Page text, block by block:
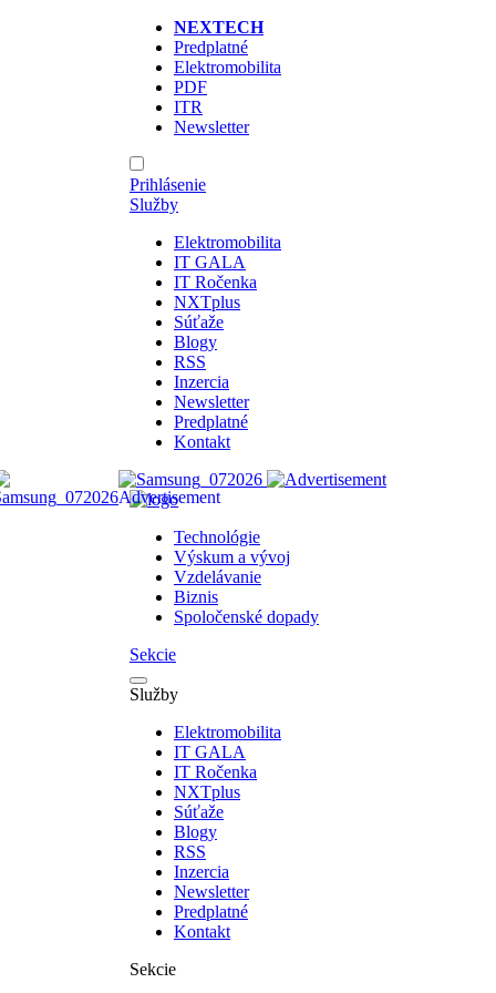
NEXTECH
Predplatné
Elektromobilita
PDF
ITR
Newsletter
Prihlásenie
Služby
Elektromobilita
IT GALA
IT Ročenka
NXTplus
Súťaže
Blogy
RSS
Inzercia
Newsletter
Predplatné
Kontakt
Technológie
Výskum a vývoj
Vzdelávanie
Biznis
Spoločenské dopady
Sekcie
Služby
Elektromobilita
IT GALA
IT Ročenka
NXTplus
Súťaže
Blogy
RSS
Inzercia
Newsletter
Predplatné
Kontakt
Sekcie